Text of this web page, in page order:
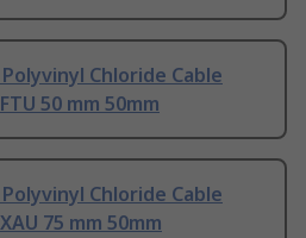
Chloride Cable
50 mm 50mm
Chloride Cable
75 mm 50mm